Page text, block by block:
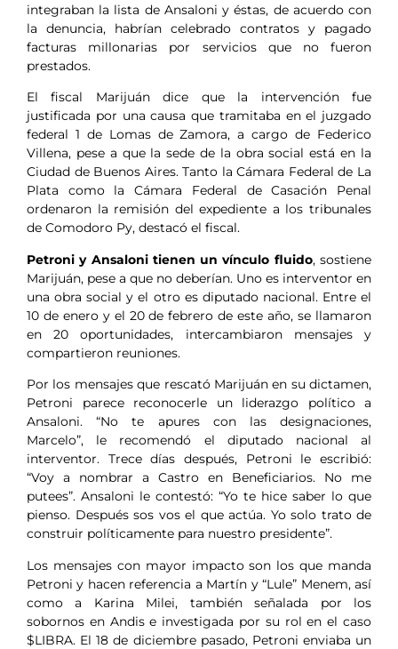
integraban la lista de Ansaloni y éstas, de acuerdo con
la denuncia, habrían celebrado contratos y pagado
facturas millonarias por servicios que no fueron
prestados.
El fiscal Marijuán dice que la intervención fue
justificada por una causa que tramitaba en el juzgado
federal 1 de Lomas de Zamora, a cargo de Federico
Villena, pese a que la sede de la obra social está en la
Ciudad de Buenos Aires. Tanto la Cámara Federal de La
Plata como la Cámara Federal de Casación Penal
ordenaron la remisión del expediente a los tribunales
de Comodoro Py, destacó el fiscal.
Petroni y Ansaloni tienen un vínculo fluido, sostiene
Marijuán, pese a que no deberían. Uno es interventor en
una obra social y el otro es diputado nacional. Entre el
10 de enero y el 20 de febrero de este año, se llamaron
en 20 oportunidades, intercambiaron mensajes y
compartieron reuniones.
Por los mensajes que rescató Marijuán en su dictamen,
Petroni parece reconocerle un liderazgo político a
Ansaloni. “No te apures con las designaciones,
Marcelo”, le recomendó el diputado nacional al
interventor. Trece días después, Petroni le escribió:
“Voy a nombrar a Castro en Beneficiarios. No me
putees”. Ansaloni le contestó: “Yo te hice saber lo que
pienso. Después sos vos el que actúa. Yo solo trato de
construir políticamente para nuestro presidente”.
Los mensajes con mayor impacto son los que manda
Petroni y hacen referencia a Martín y “Lule” Menem, así
como a Karina Milei, también señalada por los
sobornos en Andis e investigada por su rol en el caso
$LIBRA. El 18 de diciembre pasado, Petroni enviaba un